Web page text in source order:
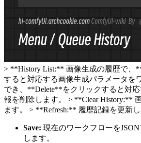
> **History List:** 画像生成の履歴で、
すると対応する画像生成パラメータを
でき、**Delete**をクリックすると対
報を削除します。 > **Clear History:**
ます。 > **Refresh:** 履歴記録を更新し
Save: 現在のワークフローを
します。